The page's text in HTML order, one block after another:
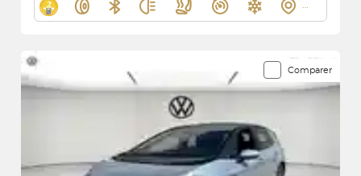
Comparer